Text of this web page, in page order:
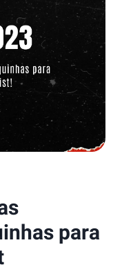
para